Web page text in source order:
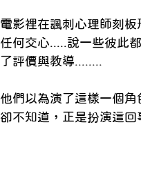
電影裡在諷刺心理師刻
任何交心.....說一些彼此
了評價與教導........
他們以為演了這樣一個角
卻不知道，正是扮演這回